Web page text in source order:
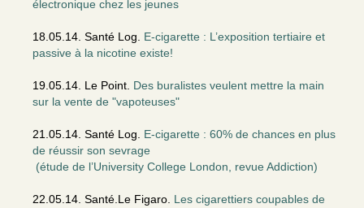
électronique chez les jeunes
18.05.14. Santé Log. E-cigarette : L’exposition tertiaire et
passive à la nicotine existe!
19.05.14. Le Point. Des buralistes veulent mettre la main
sur la vente de "vapoteuses"
21.05.14. Santé Log. E-cigarette : 60% de chances en plus
de réussir son sevrage
(étude de l’University College London, revue Addiction)
22.05.14. Santé.Le Figaro. Les cigarettiers coupables de